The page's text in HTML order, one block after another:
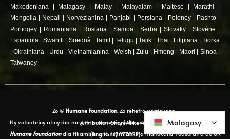
Makedoniana
Malagasy Malay| Malayalam Maltese| Marathi
Mongolia
Nepali Norvezianina Panjabi Persiana| Poloney| Pashto|
Portiogey
Romaniana Rosiana Samoa Serba Slovaky Slovène
Espaniola |Swahili Soedoà| Tamil Telugu |Tajik Thai Filipiana| Tiorka
|Okrainiana Urdu Vietnamianina| Welsh |Zulu Hmong Maori Sinoa|
Taiwaney
Zo © Humane Foundation.Zo rehetra voatokana.
Ny votoatin'ny atiny dia misy eo ambanin'ny fahazoan-dalana Creative Commons Attribution-ShareAlike 4.0.
Humane Foundation
dia fikambanana tsy miankina manokana voasoratra ao UK (Reg No. 15077857)
Malagasy
Malagasy